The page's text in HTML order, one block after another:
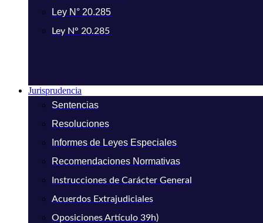
Ley N° 20.285
Ley N° 20.285
Jurisprudencia
Sentencias
Resoluciones
Informes de Leyes Especiales
Recomendaciones Normativas
Instrucciones de Carácter General
Acuerdos Extrajudiciales
Oposiciones Artículo 39h)